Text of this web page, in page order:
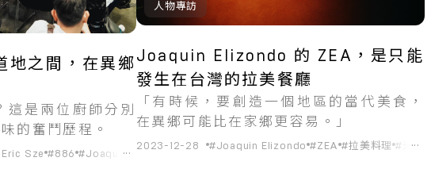
地之間，在異鄉
是兩位廚師分別
的奮鬥歷程。
Sze #886 #Joaquin Elizondo #米其林
...
人物專訪
Joaquin Elizondo 的 ZEA，是只能
發生在台灣的拉美餐廳
「有時候，要創造一個地區的當代美食，
在異鄉可能比在家鄉更容易。」
2023-12-28 #Joaquin Elizondo #ZEA #拉美料理 #米其林
...